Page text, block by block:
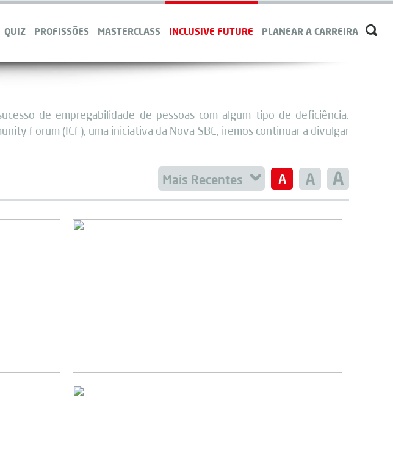
QUIZ PROFISSÕES MASTERCLASS INCLUSIVE FUTURE PLANEAR A CARREIRA
de empregabilidade de pessoas com algum tipo de deficiência.
Forum (ICF), uma iniciativa da Nova SBE, iremos continuar a divulgar